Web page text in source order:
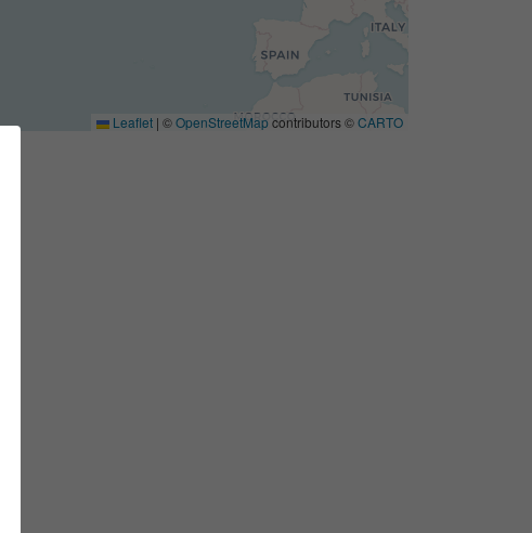
Leaflet | ©OpenStreetMap contributors ©CARTO